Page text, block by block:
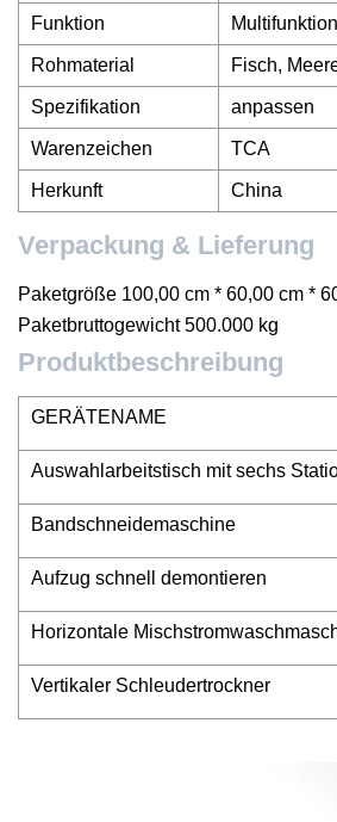
Funktion
Rohmaterial Fisch,
Spezifikation anpassen
Warenzeichen TCA
Herkunft China
Verpackung & Lieferung
Paketgröße 100,00 cm * 60,00 cm *
Paketbruttogewicht 500.000 kg
Produktbeschreibung
GERÄTENAME
Auswahlarbeitstisch mit sechs
Bandschneidemaschine
Aufzug schnell demontieren
Horizontale
Vertikaler Schleudertrockner